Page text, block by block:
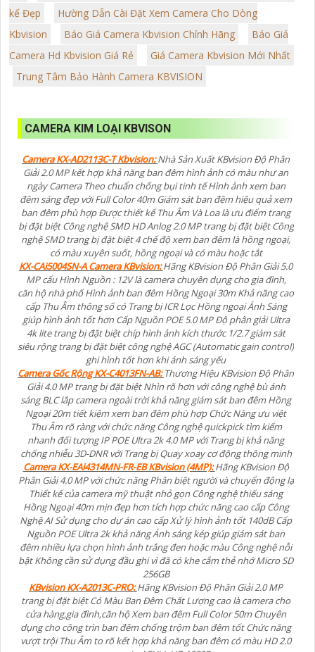
kế Đẹp
Hường Dẫn Cài Đặt Xem Camera Cho Dòng
Kbvision
Báo Giá Camera Kbvision Chính Hãng
Báo Giá
Camera Hd Kbvision Giá Rẻ
Giá Camera Kbvision Mới Nhất
Trung Tâm Bảo Hành Camera KBVISION
CAMERA KIM LOẠI KBVISON
Camera KX-AD2113C-T Kbvision:Nhà Sản Xuất KBvision Độ Phân
Giải 2.0 MP kết hợp khả năng ban đêm hình ảnh có màu như an
ngày Camera Theo chuẩn chống bụi tinh tế Hình ảnh xem ban
đêm sáng đẹp với Full Color 40m Giám sát ban đêm hiệu quả xem
ban đêm phù hợp Được thiết kế Thu Âm Và Loa là ưu điểm trang
bị đặt biệt Công nghệ SMD HD Anlog 2.0 MP trang bị đặt biệt Công
nghệ SMD trang bị đặt biệt 4 chế độ xem ban đêm là hồng ngoại,
có màu xuyên suốt, hồng ngoại và có màu hoặc tắt
KX-CAi5004SN-A Camera KBvision:Hãng KBvision Độ Phân Giải 5.0
MP cấu Hình Nguồn : 12V là camera chuyên dụng cho gia đình,
căn hộ nhà phố Hình ảnh ban đêm Hồng Ngoại 30m Khả năng cao
cấp Thu Âm thông số có Trang bị ICR Lọc Hồng ngoại Ánh Sáng
giúp hình ảnh tốt hơn Cấp Nguồn POE 5.0 MP Độ phân giải Ultra
4k lite trang bị đặt biệt chíp hình ảnh kích thước 1/2.7 giám sát
siêu rộng trang bị đặt biệt công nghệ AGC (Automatic gain control)
ghi hình tốt hơn khi ánh sáng yếu
Camera Gốc Rộng KX-C4013FN-AB:Thương Hiệu KBvision Độ Phân
Giải 4.0 MP trang bị đặt biệt Nhìn rõ hơn với công nghệ bù ánh
sáng BLC lắp camera ngoài trời khả năng giám sát ban đêm Hồng
Ngoại 20m tiết kiệm xem ban đêm phù hợp Chức Năng ưu việt
Thu Âm rõ ràng với chức năng Công nghệ quickpick tìm kiếm
nhanh đối tượng IP POE Ultra 2k 4.0 MP với Trang bị khả năng
chống nhiễu 3D-DNR với Trang bị Quay xoay cơ động thông minh
Camera KX-EAi4314MN-FR-EB KBvision (4MP):Hãng KBvision Độ
Phân Giải 4.0 MP với chức năng Phân biệt người và chuyển động lạ
Thiết kế của camera mỹ thuật nhỏ gọn Công nghệ thiếu sáng
Hồng Ngoại 40m mịn đẹp hơn tích hợp chức năng cao cấp Công
Nghệ AI Sử dụng cho dự án cao cấp Xử lý hình ảnh tốt 140dB Cấp
Nguồn POE Ultra 2k khả năng Ánh sáng kép giúp giám sát ban
đêm nhiều lựa chọn hình ảnh trắng đen hoặc màu Công nghệ nỗi
bật Không cần sử dụng đầu ghi vì đã có khe cắm thẻ nhớ Micro SD
256GB
KBvision KX-A2013C-PRO:Hãng KBvision Độ Phân Giải 2.0 MP
trang bị đặt biệt Có Màu Ban Đêm Chất Lượng cao là camera cho
cửa hàng,gia đình,căn hộ Xem ban đêm Full Color 50m Chuyên
dụng cho công trìn ban đêm chống trộm ban đêm tốt Chức năng
vượt trội Thu Âm to rõ kết hợp khả năng ban đêm có màu HD 2.0